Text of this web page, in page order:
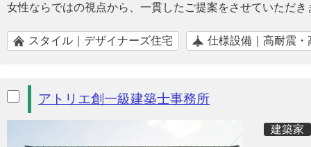
女性ならではの視点から、一貫したご提案をさせていただき
スタイル｜デザイナーズ住宅 仕様設備｜高耐震・
アトリエ創一級建築士事務所
建築家